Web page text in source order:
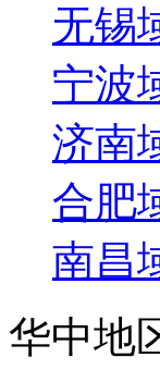
无锡
宁波
济南
合肥
南昌
华中地